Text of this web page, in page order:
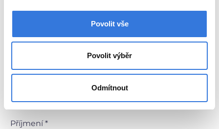
Povolit vše
Povolit výběr
Odmítnout
Další informace
poukaz na zdravotní pomůcky, zadejte prosím
údaje do tohoto formuláře.
Jméno *
Příjmení *